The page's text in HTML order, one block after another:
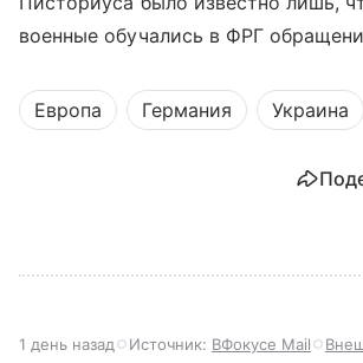
военные обучались в ФРГ
Европа Германия Украина
1 день назад Источник: ВФокусе Mail